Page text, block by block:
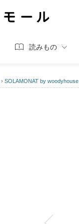
読みもの
› SOLAMONAT by woodyhouse